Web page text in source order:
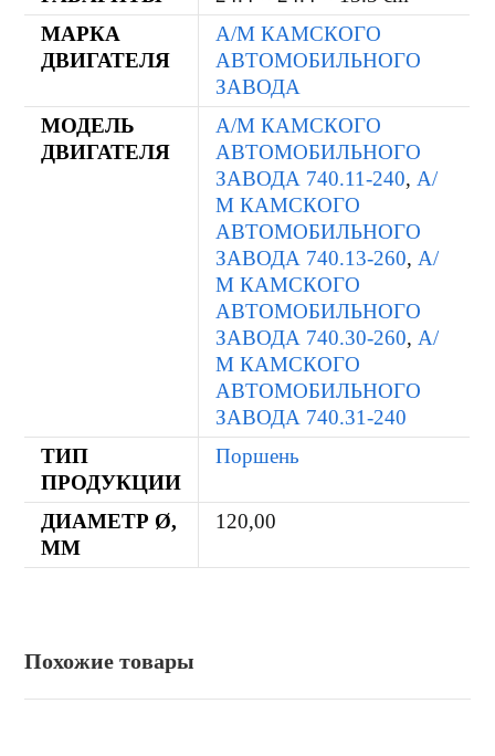
МАРКА
ДВИГАТЕЛЯ
А/М КАМСКОГО
АВТОМОБИЛЬНОГО
ЗАВОДА
МОДЕЛЬ
ДВИГАТЕЛЯ
А/М КАМСКОГО
АВТОМОБИЛЬНОГО
ЗАВОДА 740.11-240, А/
М КАМСКОГО
АВТОМОБИЛЬНОГО
ЗАВОДА 740.13-260, А/
М КАМСКОГО
АВТОМОБИЛЬНОГО
ЗАВОДА 740.30-260, А/
М КАМСКОГО
АВТОМОБИЛЬНОГО
ЗАВОДА 740.31-240
ТИП
ПРОДУКЦИИ
Поршень
ДИАМЕТР Ø,
ММ
120,00
Похожие товары